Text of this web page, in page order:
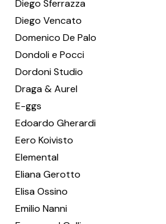
Diego Sferrazza
Diego Vencato
Domenico De Palo
Dondoli e Pocci
Dordoni Studio
Draga & Aurel
E-ggs
Edoardo Gherardi
Eero Koivisto
Elemental
Eliana Gerotto
Elisa Ossino
Emilio Nanni